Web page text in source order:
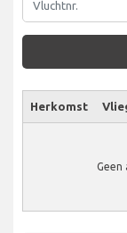
Herkomst
Geen